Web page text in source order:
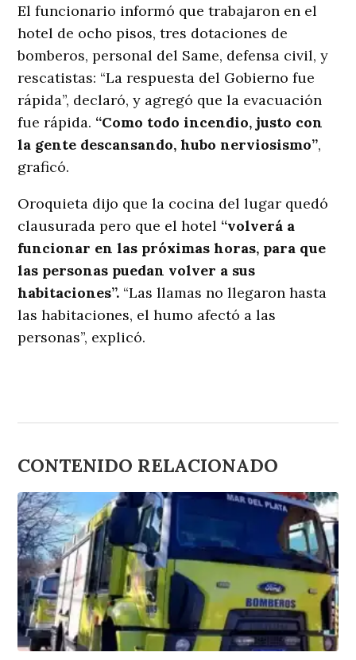
El funcionario informó que trabajaron en el
hotel de ocho pisos, tres dotaciones de
bomberos, personal del Same, defensa civil, y
rescatistas: “La respuesta del Gobierno fue
rápida”, declaró, y agregó que la evacuación
fue rápida. “Como todo incendio, justo con
la gente descansando, hubo nerviosismo”,
graficó.
Oroquieta dijo que la cocina del lugar quedó
clausurada pero que el hotel “volverá a
funcionar en las próximas horas, para que
las personas puedan volver a sus
habitaciones”. “Las llamas no llegaron hasta
las habitaciones, el humo afectó a las
personas”, explicó.
CONTENIDO RELACIONADO